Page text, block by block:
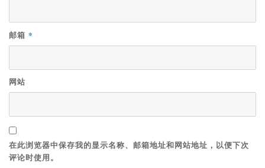
邮箱 *
网站
在此浏览器中保存我的显示名称、邮箱地址和网站地址，以便下次
评论时使用。